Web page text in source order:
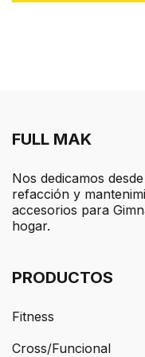
FULL MAK
Nos dedicamos
refacción y
accesorios para
hogar.
PRODUCTOS
Fitness
Cross/Funcional